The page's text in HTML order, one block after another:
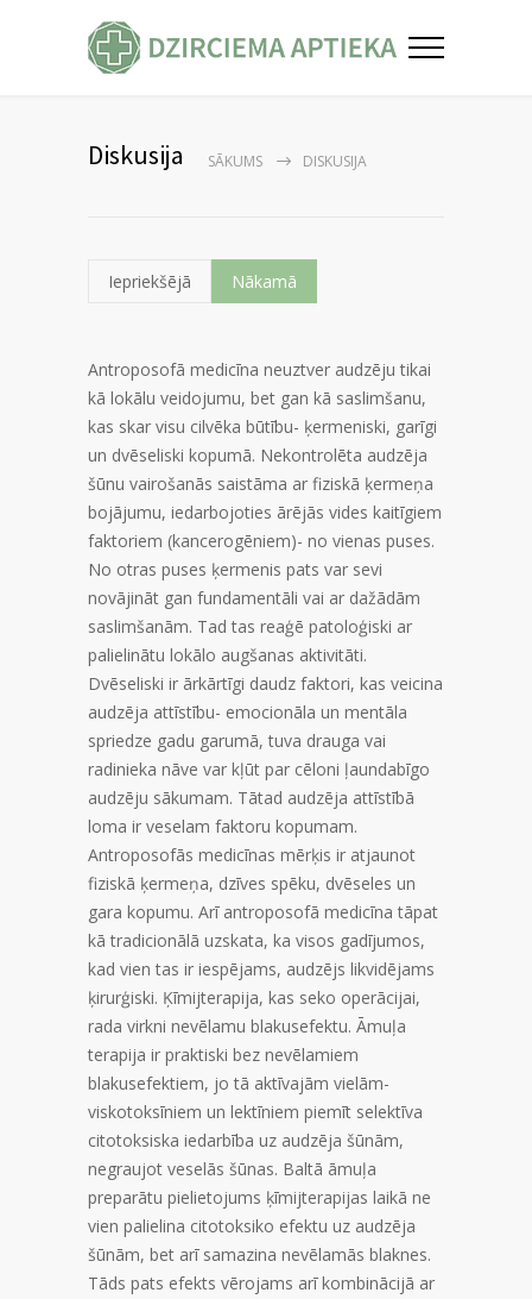
Diskusija SĀKUMS DISKUSIJA
Iepriekšējā Nākamā
Antroposofā medicīna neuztver audzēju tikai
kā lokālu veidojumu, bet gan kā saslimšanu,
kas skar visu cilvēka būtību- ķermeniski, garīgi
un dvēseliski kopumā. Nekontrolēta audzēja
šūnu vairošanās saistāma ar fiziskā ķermeņa
bojājumu, iedarbojoties ārējās vides kaitīgiem
faktoriem (kancerogēniem)- no vienas puses.
No otras puses ķermenis pats var sevi
novājināt gan fundamentāli vai ar dažādām
saslimšanām. Tad tas reaģē patoloģiski ar
palielinātu lokālo augšanas aktivitāti.
Dvēseliski ir ārkārtīgi daudz faktori, kas veicina
audzēja attīstību- emocionāla un mentāla
spriedze gadu garumā, tuva drauga vai
radinieka nāve var kļūt par cēloni ļaundabīgo
audzēju sākumam. Tātad audzēja attīstībā
loma ir veselam faktoru kopumam.
Antroposofās medicīnas mērķis ir atjaunot
fiziskā ķermeņa, dzīves spēku, dvēseles un
gara kopumu. Arī antroposofā medicīna tāpat
kā tradicionālā uzskata, ka visos gadījumos,
kad vien tas ir iespējams, audzējs likvidējams
ķirurģiski. Ķīmijterapija, kas seko operācijai,
rada virkni nevēlamu blakusefektu. Āmuļa
terapija ir praktiski bez nevēlamiem
blakusefektiem, jo tā aktīvajām vielām-
viskotoksīniem un lektīniem piemīt selektīva
citotoksiska iedarbība uz audzēja šūnām,
negraujot veselās šūnas. Baltā āmuļa
preparātu pielietojums ķīmijterapijas laikā ne
vien palielina citotoksiko efektu uz audzēja
šūnām, bet arī samazina nevēlamās blaknes.
Tāds pats efekts vērojams arī kombinācijā ar